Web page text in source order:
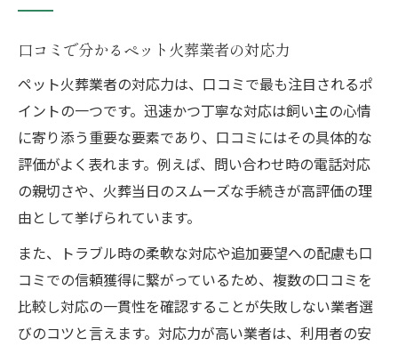
口コミで分かるペット火葬業者の対応力
ペット火葬業者の対応力は、口コミで最も注目されるポ
イントの一つです。迅速かつ丁寧な対応は飼い主の心情
に寄り添う重要な要素であり、口コミにはその具体的な
評価がよく表れます。例えば、問い合わせ時の電話対応
の親切さや、火葬当日のスムーズな手続きが高評価の理
由として挙げられています。
また、トラブル時の柔軟な対応や追加要望への配慮も口
コミでの信頼獲得に繋がっているため、複数の口コミを
比較し対応の一貫性を確認することが失敗しない業者選
びのコツと言えます。対応力が高い業者は、利用者の安